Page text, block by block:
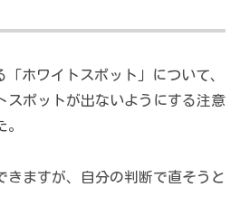
「ホワイトスポット」について、
スポットが出ないようにする注意
きますが、自分の判断で直そうと